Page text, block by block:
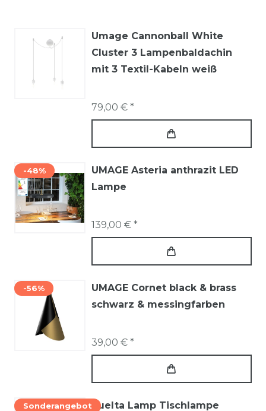
Umage Cannonball White
Cluster 3 Lampenbaldachin
mit 3 Textil-Kabeln weiß
79,00 € *
-48%
UMAGE Asteria anthrazit LED
Lampe
139,00 € *
-56%
UMAGE Cornet black & brass
schwarz & messingfarben
39,00 € *
SonderangebotVuelta Lamp Tischlampe